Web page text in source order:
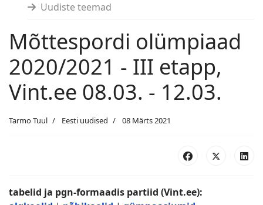
Uudiste teemad
Mõttespordi olümpiaad
2020/2021 - III etapp,
Vint.ee 08.03. - 12.03.
Tarmo Tuul Eesti uudised 08 Märts 2021
tabelid ja pgn-formaadis partiid (Vint.ee):